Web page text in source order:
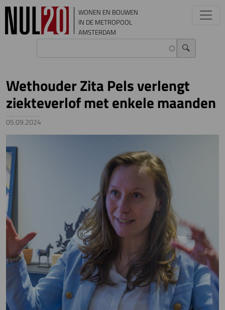
Overslaan en naar de inhoud gaan
WONEN EN BOUWEN
IN DE METROPOOL
AMSTERDAM
Wethouder Zita Pels verlengt
ziekteverlof met enkele maanden
05.09.2024